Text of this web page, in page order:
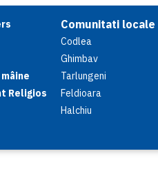
Religios
Comunitati locale
Codlea
Ghimbav
Tarlungeni
Feldioara
Halchiu